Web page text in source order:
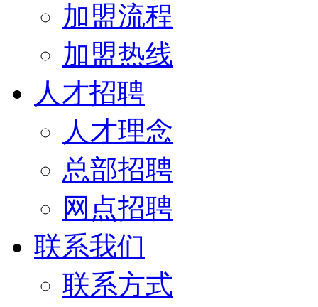
加盟流程
加盟热线
人才招聘
人才理念
总部招聘
网点招聘
联系我们
联系方式